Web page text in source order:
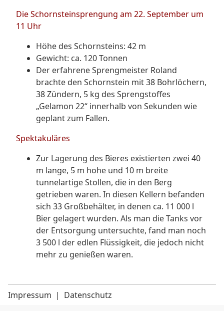
Die Schornsteinsprengung am 22. September um
11 Uhr
Höhe des Schornsteins: 42 m
Gewicht: ca. 120 Tonnen
Der erfahrene Sprengmeister Roland
brachte den Schornstein mit 38 Bohrlöchern,
38 Zündern, 5 kg des Sprengstoffes
„Gelamon 22“ innerhalb von Sekunden wie
geplant zum Fallen.
Spektakuläres
Zur Lagerung des Bieres existierten zwei 40
m lange, 5 m hohe und 10 m breite
tunnelartige Stollen, die in den Berg
getrieben waren. In diesen Kellern befanden
sich 33 Großbehälter, in denen ca. 11 000 l
Bier gelagert wurden. Als man die Tanks vor
der Entsorgung untersuchte, fand man noch
3 500 l der edlen Flüssigkeit, die jedoch nicht
mehr zu genießen waren.
Impressum | Datenschutz